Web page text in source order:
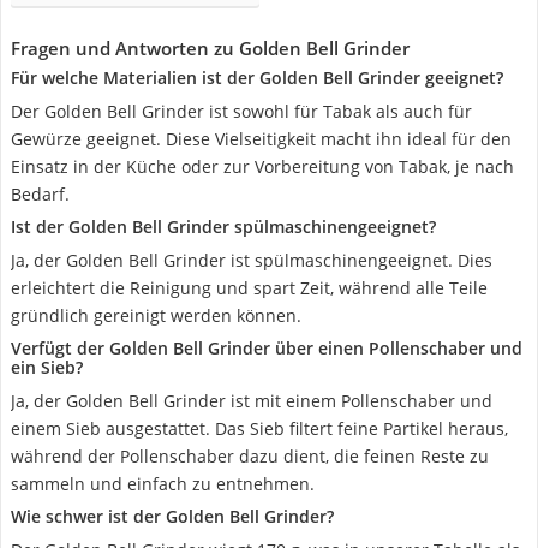
Fragen und Antworten zu Golden Bell Grinder
Für welche Materialien ist der Golden Bell Grinder geeignet?
Der Golden Bell Grinder ist sowohl für Tabak als auch für
Gewürze geeignet. Diese Vielseitigkeit macht ihn ideal für den
Einsatz in der Küche oder zur Vorbereitung von Tabak, je nach
Bedarf.
Ist der Golden Bell Grinder spülmaschinengeeignet?
Ja, der Golden Bell Grinder ist spülmaschinengeeignet. Dies
erleichtert die Reinigung und spart Zeit, während alle Teile
gründlich gereinigt werden können.
Verfügt der Golden Bell Grinder über einen Pollenschaber und
ein Sieb?
Ja, der Golden Bell Grinder ist mit einem Pollenschaber und
einem Sieb ausgestattet. Das Sieb filtert feine Partikel heraus,
während der Pollenschaber dazu dient, die feinen Reste zu
sammeln und einfach zu entnehmen.
Wie schwer ist der Golden Bell Grinder?